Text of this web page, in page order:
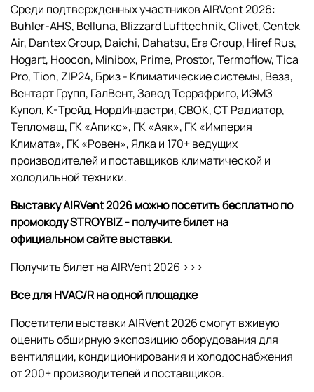
Среди подтвержденных участников AIRVent 2026:
Buhler-AHS, Belluna, Blizzard Lufttechnik, Clivet, Centek
Air, Dantex Group, Daichi, Dahatsu, Era Group, Hiref Rus,
Hogart, Hoocon, Minibox, Prime, Prostor, Termoflow, Tica
Pro, Tion, ZIP24, Бриз - Климатические системы, Веза,
Вентарт Групп, ГалВент, Завод Террафриго, ИЭМЗ
Купол, К-Трейд, НордИндастри, СВОК, СТ Радиатор,
Тепломаш, ГК «Апикс», ГК «Аяк», ГК «Империя
Климата», ГК «Ровен», Ялка и 170+ ведущих
производителей и поставщиков климатической и
холодильной техники.
ВыставкуAIRVent2026 можно посетить бесплатно по
промокодуSTROYBIZ- получите билет на
официальном сайте выставки.
Получить билет на AIRVent 2026 >>>
Все дляHVAC/Rна одной площадке
Посетители выставки AIRVent 2026 смогут вживую
оценить обширную экспозицию оборудования для
вентиляции, кондиционирования и холодоснабжения
от 200+ производителей и поставщиков.